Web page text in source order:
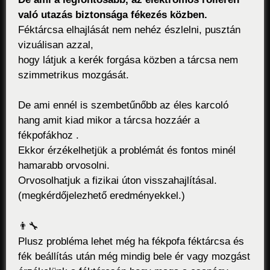
való utazás biztonsága fékezés közben.
Féktárcsa elhajlását nem nehéz észlelni, pusztán
vizuálisan azzal,
hogy látjuk a kerék forgása közben a tárcsa nem
szimmetrikus mozgását.
De ami ennél is szembetűnőbb az éles karcoló
hang amit kiad mikor a tárcsa hozzáér a
fékpofákhoz .
Ekkor érzékelhetjük a problémát és fontos minél
hamarabb orvosolni.
Orvosolhatjuk a fizikai úton visszahajlításal.
(megkérdőjelezhető eredményekkel.)
👨‍🔧
Plusz probléma lehet még ha fékpofa féktárcsa és
fék beállítás után még mindig bele ér vagy mozgást